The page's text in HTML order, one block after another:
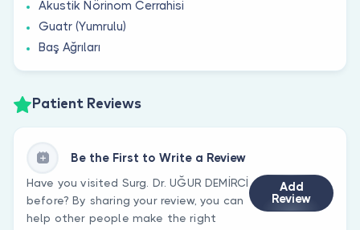
Akustik Nörinom Cerrahisi
Guatr (Yumrulu)
Baş Ağrıları
Patient Reviews
Be the First to Write a Review
Have you visited Surg. Dr. UĞUR DEMİRCİ
before? By sharing your review, you can
help other people make the right
Add
Review